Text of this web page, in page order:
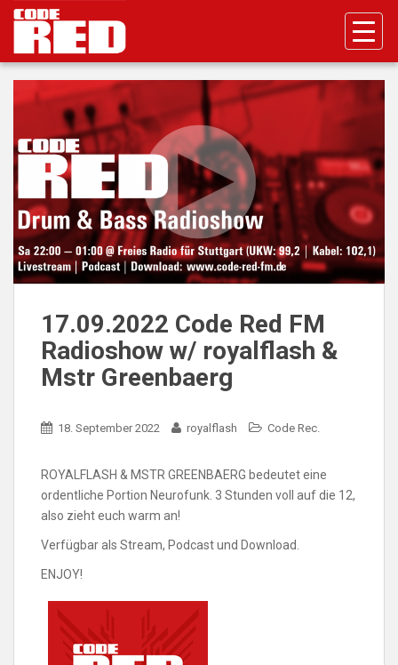
p
17.09.2022 Code Red FM
Radioshow w/ royalflash &
Mstr Greenbaerg
18. September 2022 royalflash Code Rec.
ROYALFLASH & MSTR GREENBAERG bedeutet eine
ordentliche Portion Neurofunk. 3 Stunden voll auf die 12,
also zieht euch warm an!
Verfügbar als Stream, Podcast und Download.
ENJOY!